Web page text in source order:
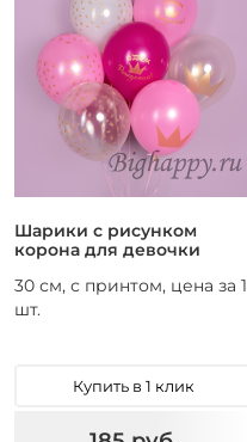
Шарики с рисунком
корона для девочки
30 см, с принтом, цена за 1
шт.
Купить в 1 клик